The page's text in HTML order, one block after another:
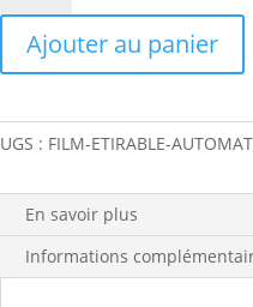
FILM
ETIRABLE
MACHINE
QUALITE
STANDARD
Ajouter au panier
UGS : FILM-ETIRABLE-
En savoir plus
Informations